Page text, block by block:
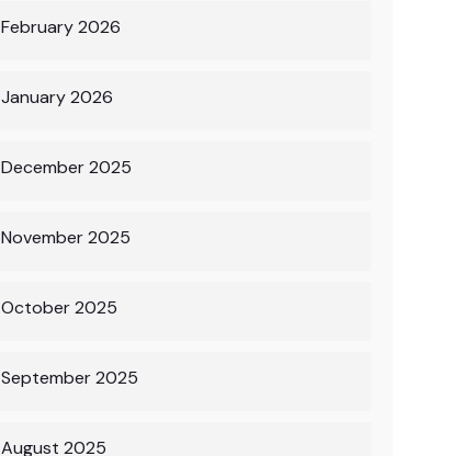
February 2026
January 2026
December 2025
November 2025
October 2025
September 2025
August 2025